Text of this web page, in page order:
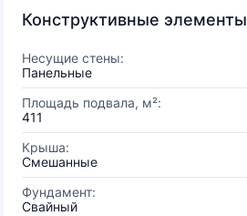
Конструктивные элементы
Несущие стены:
Панельные
Площадь подвала, м²:
411
Крыша:
Смешанные
Фундамент:
Свайный